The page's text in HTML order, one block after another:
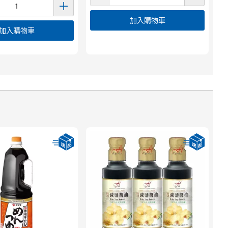
入購物車
加入購物車